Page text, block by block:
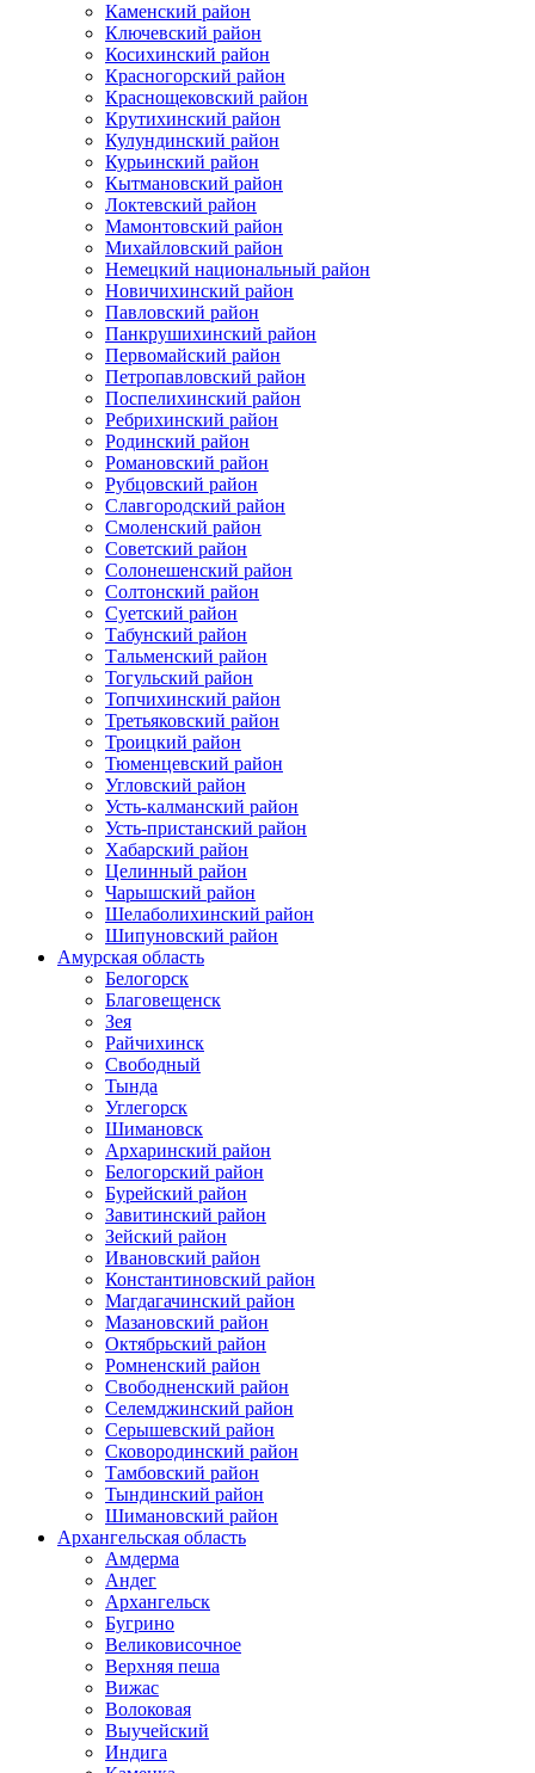
Каменский район
Ключевский район
Косихинский район
Красногорский район
Краснощековский район
Крутихинский район
Кулундинский район
Курьинский район
Кытмановский район
Локтевский район
Мамонтовский район
Михайловский район
Немецкий национальный район
Новичихинский район
Павловский район
Панкрушихинский район
Первомайский район
Петропавловский район
Поспелихинский район
Ребрихинский район
Родинский район
Романовский район
Рубцовский район
Славгородский район
Смоленский район
Советский район
Солонешенский район
Солтонский район
Суетский район
Табунский район
Тальменский район
Тогульский район
Топчихинский район
Третьяковский район
Троицкий район
Тюменцевский район
Угловский район
Усть-калманский район
Усть-пристанский район
Хабарский район
Целинный район
Чарышский район
Шелаболихинский район
Шипуновский район
Амурская область
Белогорск
Благовещенск
Зея
Райчихинск
Свободный
Тында
Углегорск
Шимановск
Архаринский район
Белогорский район
Бурейский район
Завитинский район
Зейский район
Ивановский район
Константиновский район
Магдагачинский район
Мазановский район
Октябрьский район
Ромненский район
Свободненский район
Селемджинский район
Серышевский район
Сковородинский район
Тамбовский район
Тындинский район
Шимановский район
Архангельская область
Амдерма
Андег
Архангельск
Бугрино
Великовисочное
Верхняя пеша
Вижас
Волоковая
Выучейский
Индига